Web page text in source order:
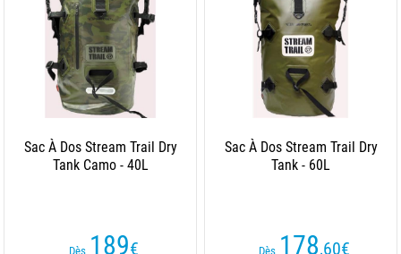
Sac À Dos Stream Trail Dry
Tank Camo - 40L
Dès 189€
Sac À Dos Stream Trail Dry
Tank - 60L
Dès 178,60€